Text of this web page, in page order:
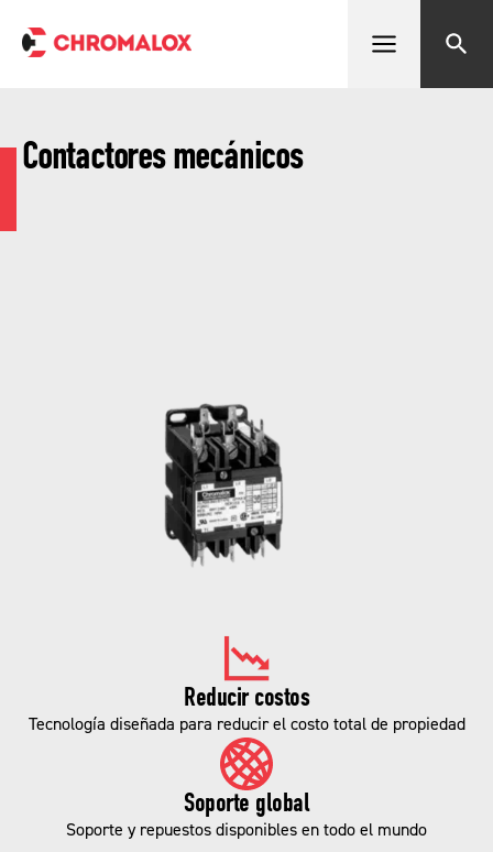
Abrir menúBuscar
Contactores mecánicos
Reducir costos
Tecnología diseñada para reducir el costo total de propiedad
Soporte global
Soporte y repuestos disponibles en todo el mundo